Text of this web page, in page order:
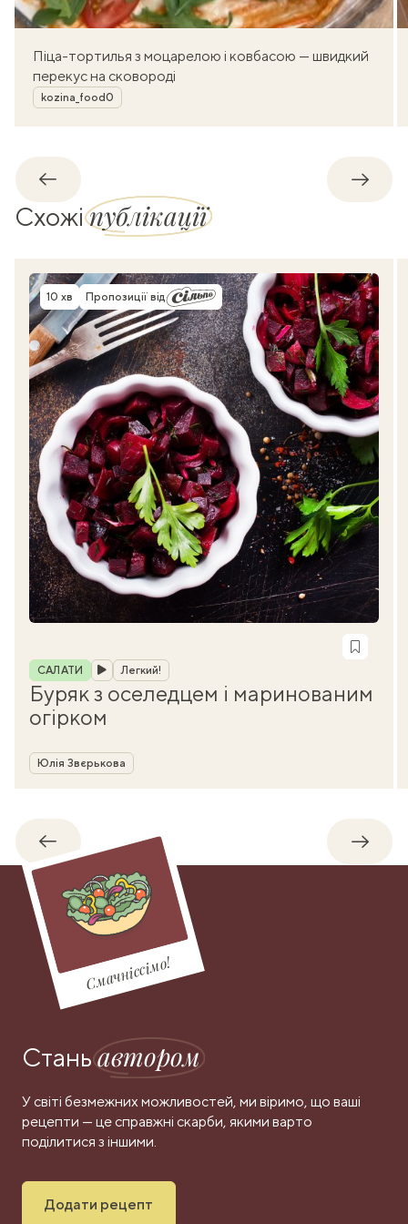
Піца-тортилья з моцарелою і ковбасою — швидкий
перекус на сковороді
Автор
kozina_food0
Назад
Схожіпублікації
Час приготування
10 хв Пропозиції від
Рубрика
САЛАТИ Легкий!
Буряк з оселедцем і маринованим
огірком
Автор
Юлія Звєрькова
Назад
Смачніссімо!
Станьавтором
У світі безмежних можливостей, ми віримо, що ваші
рецепти — це справжні скарби, якими варто
поділитися з іншими.
Додати рецепт